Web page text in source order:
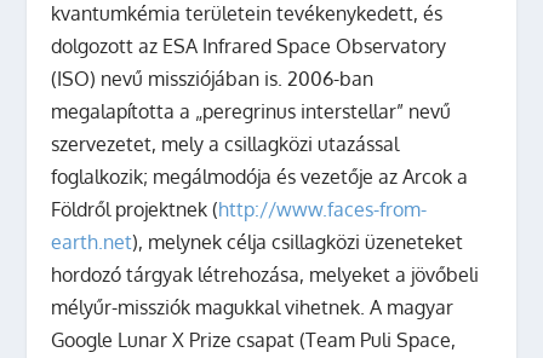
kvantumkémia területein tevékenykedett, és
dolgozott az ESA Infrared Space Observatory
(ISO) nevű missziójában is. 2006-ban
megalapította a „peregrinus interstellar” nevű
szervezetet, mely a csillagközi utazással
foglalkozik; megálmodója és vezetője az Arcok a
Földről projektnek (http://www.faces-from-
earth.net), melynek célja csillagközi üzeneteket
hordozó tárgyak létrehozása, melyeket a jövőbeli
mélyűr-missziók magukkal vihetnek. A magyar
Google Lunar X Prize csapat (Team Puli Space,